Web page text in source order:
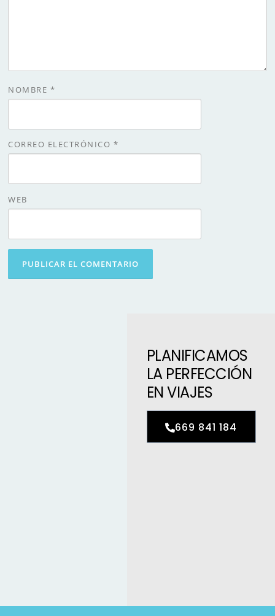
NOMBRE *
CORREO ELECTRÓNICO *
WEB
PLANIFICAMOS
LA PERFECCIÓN
EN VIAJES
669 841 184